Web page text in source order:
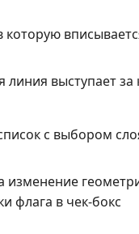
которую
выступает за
с выбором
изменение
флага в чек-бокс